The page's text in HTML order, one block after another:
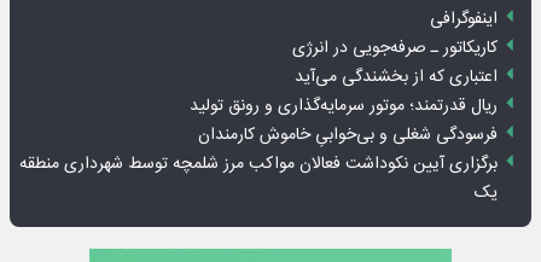
اینفوگرافی
کاریکاتور ـ صرفه‌جویی در انرژی
اعتباری که از بخشندگی می‌آید
ریال قدرتمند؛ موتور سرمایه‌گذاری و رونق تولید
فرسودگی شغلی و بی‌خوابیِ خاموش کارمندان
برگزاری آیین نکوداشت فعالان مواکب مرز شلمچه توسط شهرداری منطقه
یک